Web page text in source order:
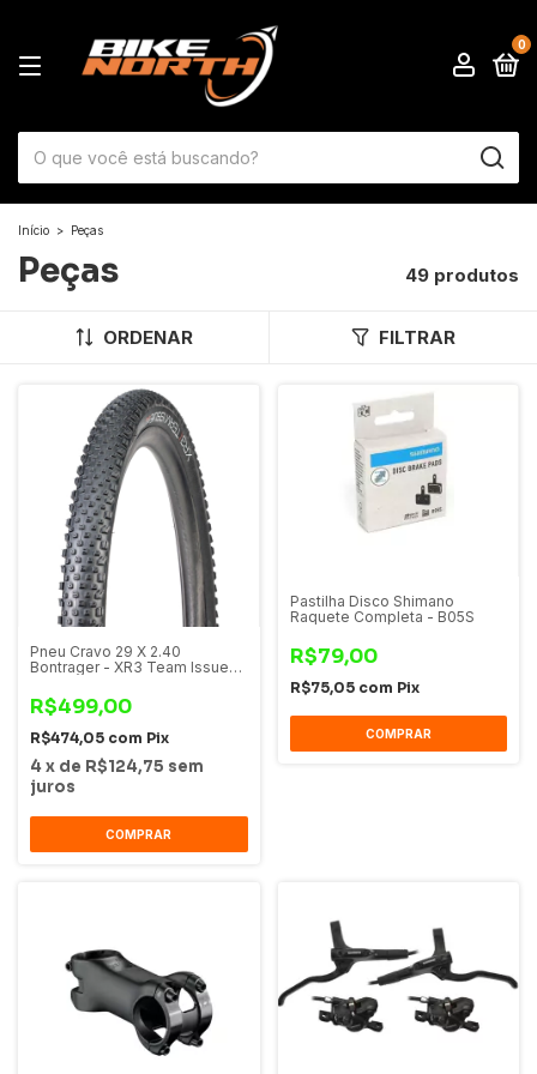
0
Início > Peças
Peças 49 produtos
ORDENAR FILTRAR
Pneu Cravo 29 X 2.40
Bontrager - XR3 Team Issue
R$499,00
R$474,05 com Pix
4x de R$124,75 sem
juros
COMPRAR
Pastilha Disco Shimano
Raquete Completa - B05S
R$79,00
R$75,05 com Pix
COMPRAR